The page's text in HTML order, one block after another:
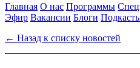
Главная О нас Программы
Эфир Вакансии Блоги
← Назад к списку новостей